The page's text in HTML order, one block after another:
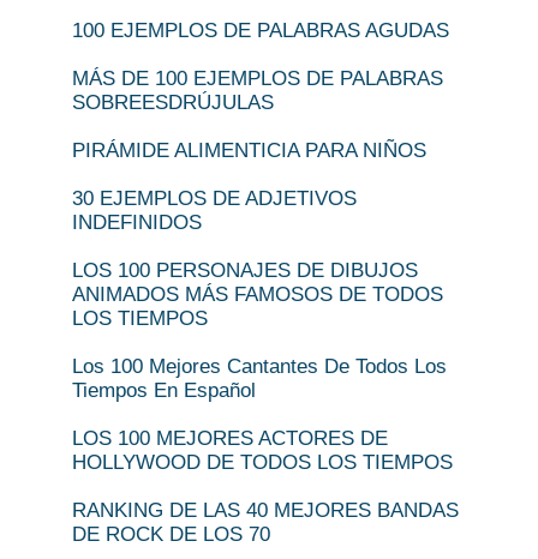
100 EJEMPLOS DE PALABRAS AGUDAS
MÁS DE 100 EJEMPLOS DE PALABRAS
SOBREESDRÚJULAS
PIRÁMIDE ALIMENTICIA PARA NIÑOS
30 EJEMPLOS DE ADJETIVOS
INDEFINIDOS
LOS 100 PERSONAJES DE DIBUJOS
ANIMADOS MÁS FAMOSOS DE TODOS
LOS TIEMPOS
Los 100 Mejores Cantantes De Todos Los
Tiempos En Español
LOS 100 MEJORES ACTORES DE
HOLLYWOOD DE TODOS LOS TIEMPOS
RANKING DE LAS 40 MEJORES BANDAS
DE ROCK DE LOS 70